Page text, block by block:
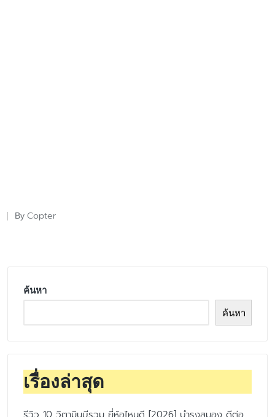
Posted
By Copter
ค้นหา
ค้นหา
เรื่องล่าสุด